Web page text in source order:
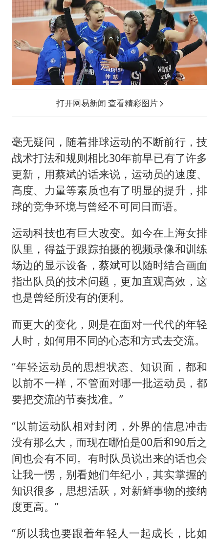
打开网易新闻 查看精彩图片
毫无疑问，随着排球运动的不断前行，技
战术打法和规则相比30年前早已有了许多
更新，用蔡斌的话来说，运动员的速度、
高度、力量等素质也有了明显的提升，排
球的竞争环境与曾经不可同日而语。
运动科技也有巨大改变。如今在上海女排
队里，得益于跟踪拍摄的视频录像和训练
场边的显示设备，蔡斌可以随时结合画面
指出队员的技术问题，更加直观高效，这
也是曾经所没有的便利。
而更大的变化，则是在面对一代代的年轻
人时，如何用不同的心态和方式去交流。
“年轻运动员的思想状态、知识面，都和
以前不一样，不管面对哪一批运动员，都
要把交流的节奏找准。”
“以前运动队相对封闭，外界的信息冲击
没有那么大，而现在哪怕是00后和90后之
间也会有不同。有时队员说出来的话也会
让我一愣，别看她们年纪小，其实掌握的
知识很多，思想活跃，对新鲜事物的接纳
度更高。”
“所以我也要跟着年轻人一起成长，比如